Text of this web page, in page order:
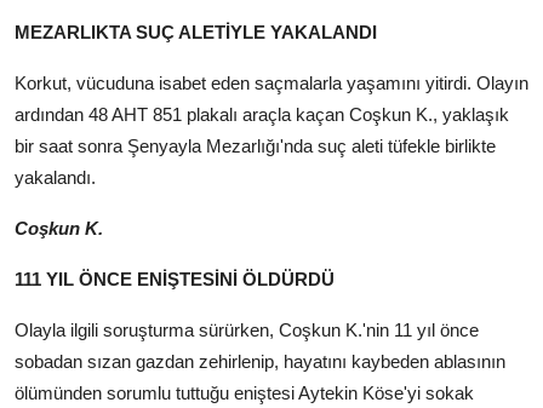
MEZARLIKTA SUÇ ALETİYLE YAKALANDI
Korkut, vücuduna isabet eden saçmalarla yaşamını yitirdi. Olayın
ardından 48 AHT 851 plakalı araçla kaçan Coşkun K., yaklaşık
bir saat sonra Şenyayla Mezarlığı'nda suç aleti tüfekle birlikte
yakalandı.
Coşkun K.
111 YIL ÖNCE ENİŞTESİNİ ÖLDÜRDÜ
Olayla ilgili soruşturma sürürken, Coşkun K.'nin 11 yıl önce
sobadan sızan gazdan zehirlenip, hayatını kaybeden ablasının
ölümünden sorumlu tuttuğu eniştesi Aytekin Köse'yi sokak